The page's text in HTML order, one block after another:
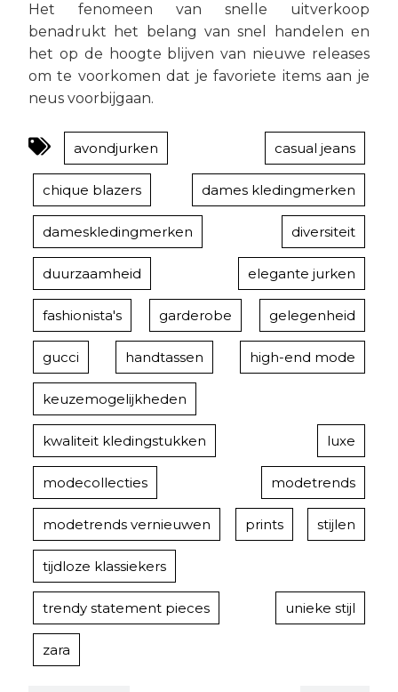
Het fenomeen van snelle uitverkoop
benadrukt het belang van snel handelen en
het op de hoogte blijven van nieuwe releases
om te voorkomen dat je favoriete items aan je
neus voorbijgaan.
avondjurken casual jeans
chique blazers dames kledingmerken
dameskledingmerken diversiteit
duurzaamheid elegante jurken
fashionista's garderobe gelegenheid
gucci handtassen high-end mode
keuzemogelijkheden
kwaliteit kledingstukken luxe
modecollecties modetrends
modetrends vernieuwen prints stijlen
tijdloze klassiekers
trendy statement pieces unieke stijl
zara